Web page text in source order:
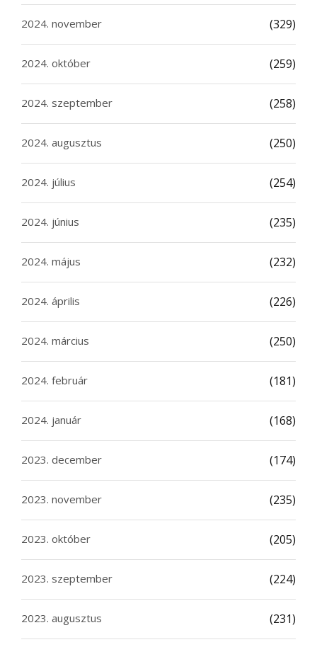
2024. november (329)
2024. október (259)
2024. szeptember (258)
2024. augusztus (250)
2024. július (254)
2024. június (235)
2024. május (232)
2024. április (226)
2024. március (250)
2024. február (181)
2024. január (168)
2023. december (174)
2023. november (235)
2023. október (205)
2023. szeptember (224)
2023. augusztus (231)